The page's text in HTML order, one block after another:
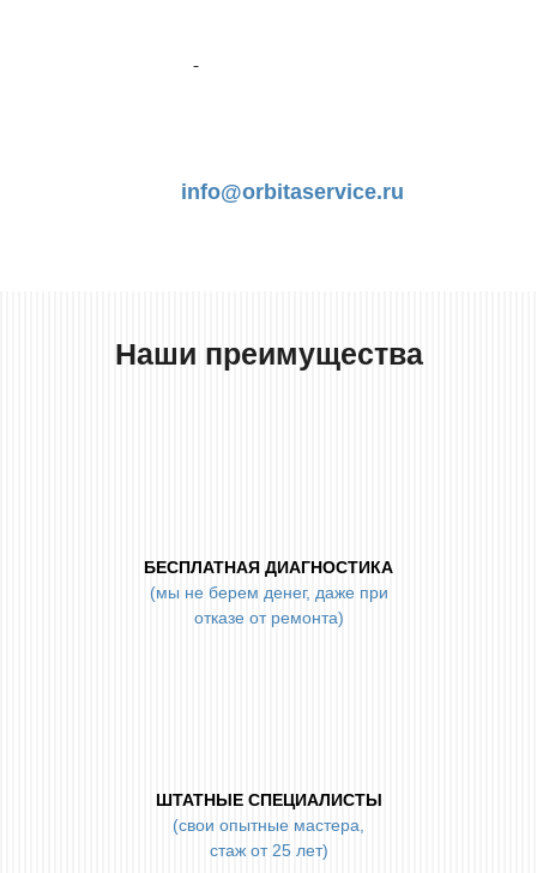
info@orbitaservice.ru
Наши преимущества
БЕСПЛАТНАЯ ДИАГНОСТИКА
(мы не берем денег, даже при
отказе от ремонта)
ШТАТНЫЕ СПЕЦИАЛИСТЫ
(свои опытные мастера,
стаж от 25 лет)